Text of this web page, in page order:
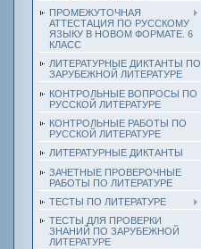
ПРОМЕЖУТОЧНАЯ
АТТЕСТАЦИЯ ПО РУССКОМУ
ЯЗЫКУ В НОВОМ ФОРМАТЕ. 6
КЛАСС
ЛИТЕРАТУРНЫЕ ДИКТАНТЫ ПО
ЗАРУБЕЖНОЙ ЛИТЕРАТУРЕ
КОНТРОЛЬНЫЕ ВОПРОСЫ ПО
РУССКОЙ ЛИТЕРАТУРЕ
КОНТРОЛЬНЫЕ РАБОТЫ ПО
РУССКОЙ ЛИТЕРАТУРЕ
ЛИТЕРАТУРНЫЕ ДИКТАНТЫ
ЗАЧЕТНЫЕ ПРОВЕРОЧНЫЕ
РАБОТЫ ПО ЛИТЕРАТУРЕ
ТЕСТЫ ПО ЛИТЕРАТУРЕ
ТЕСТЫ ДЛЯ ПРОВЕРКИ
ЗНАНИЙ ПО ЗАРУБЕЖНОЙ
ЛИТЕРАТУРЕ